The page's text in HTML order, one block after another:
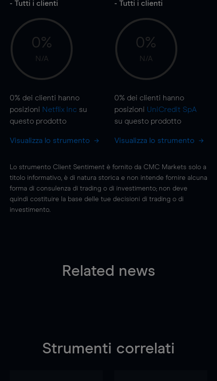
- Tutti i clienti
0%
N/A
0% dei clienti hanno
posizioni Netflix Inc su
questo prodotto
Visualizza lo strumento
- Tutti i clienti
0%
N/A
0% dei clienti hanno
posizioni UniCredit SpA
su questo prodotto
Visualizza lo strumento
Lo strumento Client Sentiment è fornito da CMC Markets solo a
titolo informativo, è di natura storica e non intende fornire alcuna
forma di consulenza di trading o di investimento; non deve
quindi costituire la base delle tue decisioni di trading o di
investimento.
Related news
Strumenti correlati